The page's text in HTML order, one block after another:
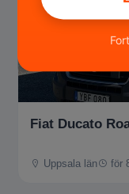
Fiat Ducato
Uppsala län för